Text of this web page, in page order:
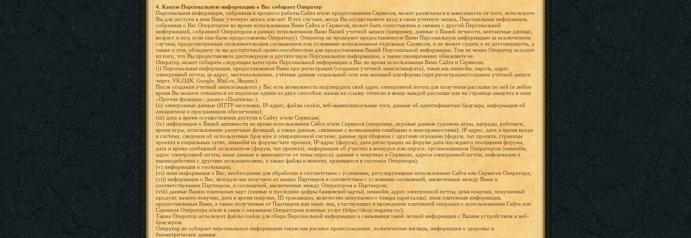
4. Какую Персональную информацию о Вас собирает Оператор
Персональная информация, собранная в процессе работы Сайта и/или предоставления Сервисов, может различаться в зависимости от того, используете
Вы для доступа к ним Вашу учетную запись или нет. В тех случаях, когда Вы осуществляете вход в свою учетную запись, Персональная информация,
собранная о Вас Оператором во время использования Вами Сайта и Сервисов, может быть сопоставлена и связана с другой Персональной
информацией, собранной Оператором в рамках использования Вами Вашей учетной записи (например, данные о Вашей личности, контактные данные,
возраст и пол, если они были предоставлены Оператору). Оператор не проверяет предоставленную Вами Персональную информацию за исключением
случаев, предусмотренных пользовательским соглашением или условиями использования отдельных Сервисов, и не может судить о ее достоверности, а
также о том, обладаете ли вы достаточной правоспособностью для предоставления Вашей Персональной информации. Тем не менее Оператор исходит
из того, что Вы предоставляете достоверную и достаточную Персональную информацию, а также своевременно обновляете ее.
Оператор может собирать следующие категории Персональной информации о Вас во время использования Вами Сайта и Сервисов:
(i) Персональная информация, предоставленная Вами при регистрации (создании учетной записи/аккаунта), такая как никнейм, пароль, адрес
электронной почты, ip-адрес, местоположение, учётные данные социальной сети или внешней платформы (при регистрации/создании учётной записи
через: VK,ОДК, Google, Mail.ru, Яндекс).
После создания учетной записи/аккаунта у Вас есть возможность подтвердить свой адрес электронной почты для получения рассылки по ней (в любое
время Вы можете отказаться от подписки одним из двух способов: нажав на ссылку отписки в конце каждой рассылки или на странице аккаунта в окне
«Прочие функции», раздел «Подписка»);
(ii) электронные данные (HTTP-заголовки, IP-адрес, файлы cookie, веб-маяки/пиксельные теги, данные об идентификаторе браузера, информация об
аппаратном и программном обеспечении);
(iii) дата и время осуществления доступа к Сайту и/или Сервисам;
(iv) информация о Вашей активности во время использования Сайта и/или Сервисов (например, игровые данные (уровень игры, награды, рейтинги,
время игры, использование различных функций, а также данные, связанные с возможными ошибками и неисправностями); IP-адрес, дата и время входа
в систему, сведения об используемых браузере и операционной системе; данные при общении с другими игроками (форум, чат проекта, страницы
проекта в социальных сетях, никнейм на форуме/чате проекта, IP-адрес (форум), дата регистрации на форуме дата последнего посещения форума,
дата и время сообщений пользователя (форум, чат проекта); информация об участии в конкурсе или опросе, организованном Оператором (никнейм,
адрес электронной почты, иные данные в зависимости от темы опроса); данные о покупках в Сервисах, адреса электронной почты, информация о
взаимодействии с другими пользователями, а также файлы и контент, хранящиеся в системах Оператора);
(v) информация о геолокации;
(vi) иная информация о Вас, необходимая для обработки в соответствии с условиями, регулирующими использование Сайта или Сервисов Оператора;
(vii) информация о Вас, которую мы получаем от наших Партнеров в соответствии с условиями соглашений, заключенных между Вами и
соответствующим Партнером, и соглашений, заключенных между Оператором и Партнером;
(viii) данные Ваших платежных карт (первые и последние цифры банковской карты), никнейм, адрес электронной почты, цена покупки, покупаемый
продукт, валюта покупки, дата и время покупки, ID транзакции, количество покупаемого товара (кристаллы), иная платежная информация,
предоставленная Вами, а также полученная от Партнеров или иных лиц, участвующих в проведении платежной операции с использованием Сайта или
Сервисов Оператора и/или в связи с оказанием Оператором платных услуг (https://shop.tmgame.ru/).
Также Оператор использует файлы cookie для сбора Персональной информации и связывания такой личной информации с Вашим устройством и веб-
браузером.
Оператор не собирает персональную информацию такую как расовое происхождение, политические взгляды, информация о здоровье и
биометрические данные.